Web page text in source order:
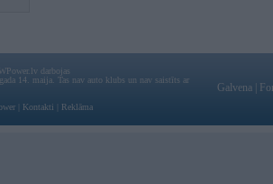
darbojas
14. maija. Tas nav auto klubs un nav saistīts ar
Kontakti Reklāma
Galvena